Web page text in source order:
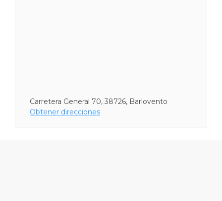
Carretera General 70, 38726, Barlovento
Obtener direcciones